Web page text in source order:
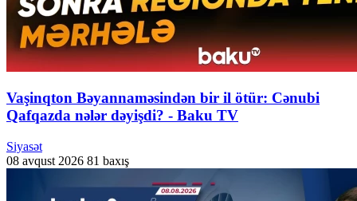
Vaşinqton Bəyannaməsindən bir il ötür: Cənubi
Qafqazda nələr dəyişdi? - Baku TV
Siyasət
08 avqust 2026 81 baxış